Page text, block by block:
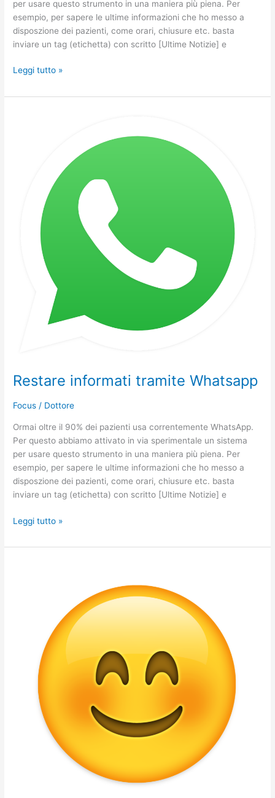
per usare questo strumento in una maniera più piena. Per
esempio, per sapere le ultime informazioni che ho messo a
disposzione dei pazienti, come orari, chiusure etc. basta
inviare un tag (etichetta) con scritto [Ultime Notizie] e
Leggi tutto »
Restare informati tramite Whatsapp
Focus / Dottore
Ormai oltre il 90% dei pazienti usa correntemente WhatsApp.
Per questo abbiamo attivato in via sperimentale un sistema
per usare questo strumento in una maniera più piena. Per
esempio, per sapere le ultime informazioni che ho messo a
disposzione dei pazienti, come orari, chiusure etc. basta
inviare un tag (etichetta) con scritto [Ultime Notizie] e
Leggi tutto »